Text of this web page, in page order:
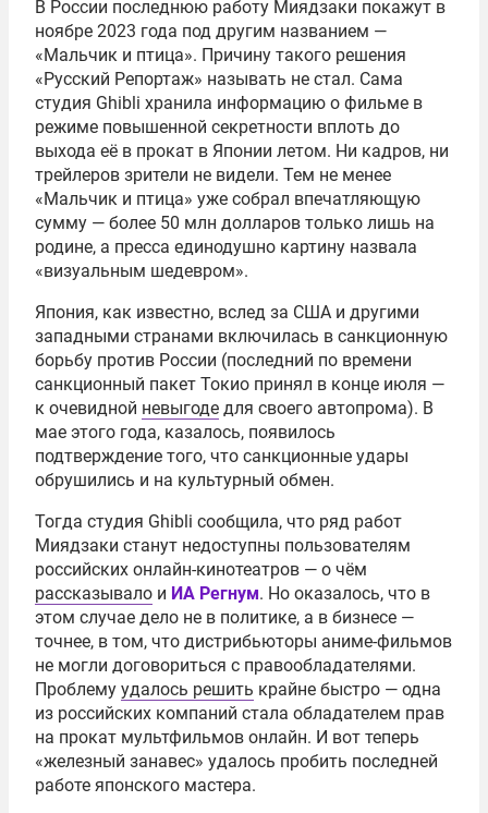
В России последнюю работу Миядзаки покажут в
ноябре 2023 года под другим названием —
«Мальчик и птица». Причину такого решения
«Русский Репортаж» называть не стал. Сама
студия Ghibli хранила информацию о фильме в
режиме повышенной секретности вплоть до
выхода её в прокат в Японии летом. Ни кадров, ни
трейлеров зрители не видели. Тем не менее
«Мальчик и птица» уже собрал впечатляющую
сумму — более 50 млн долларов только лишь на
родине, а пресса единодушно картину назвала
«визуальным шедевром».
Япония, как известно, вслед за США и другими
западными странами включилась в санкционную
борьбу против России (последний по времени
санкционный пакет Токио принял в конце июля —
к очевидной невыгоде для своего автопрома). В
мае этого года, казалось, появилось
подтверждение того, что санкционные удары
обрушились и на культурный обмен.
Тогда студия Ghibli сообщила, что ряд работ
Миядзаки станут недоступны пользователям
российских онлайн-кинотеатров — о чём
рассказывало и ИА Регнум. Но оказалось, что в
этом случае дело не в политике, а в бизнесе —
точнее, в том, что дистрибьюторы аниме-фильмов
не могли договориться с правообладателями.
Проблему удалось решить крайне быстро — одна
из российских компаний стала обладателем прав
на прокат мультфильмов онлайн. И вот теперь
«железный занавес» удалось пробить последней
работе японского мастера.